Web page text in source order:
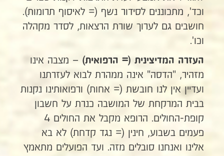
וכד', מתכוננים לסידור נשף (= לאיסוף תרומות).
חושבים גם לערוך שורת הרצאות, לסדר מקהלה
וכו'.
העזרה המדיצינית (= הרפואית) – מצבה אינו
מזהיר, "הדסה" אינה ממהרת לבוא לעזרתנו
ועדיין אין לנו חובשת (= אחות) ורפואותינו נקנות
בבית המרקחת של המושבה כנרת על חשבון
קופת-החולים. הרופא מקבל את החולים 4
פעמים בשבוע, חינין (= נגד קדחת) לא בא
אלינו ואנחנו סובלים מזה. ועד הפועלים מתאמץ